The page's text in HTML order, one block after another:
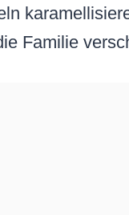
Familie